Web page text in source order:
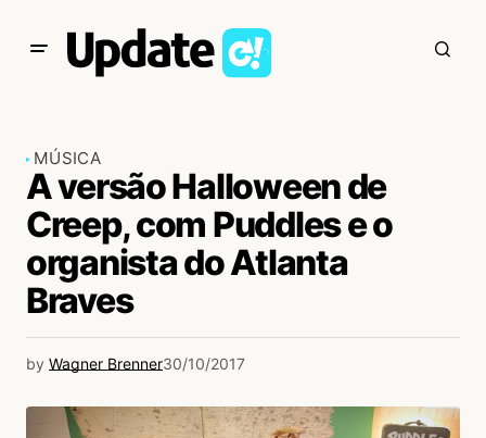
MÚSICA
A versão Halloween de
Creep, com Puddles e o
organista do Atlanta
Braves
by Wagner Brenner30/10/2017